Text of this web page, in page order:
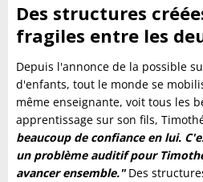
Des structures
fragiles entre les
Depuis l'annonce de la possible
d'enfants, tout le monde se
même enseignante, voit tous les
apprentissage sur son fils,
beaucoup de confiance en lui.
un problème auditif pour
avancer ensemble."Des